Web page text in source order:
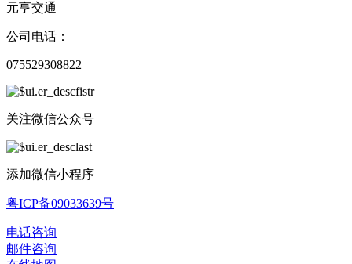
元亨交通
公司电话：
075529308822
关注微信公众号
添加微信小程序
粤ICP备09033639号
电话咨询
邮件咨询